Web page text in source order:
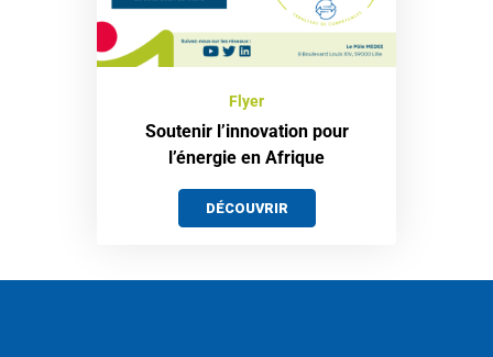
Flyer
Soutenir l’innovation pour
l’énergie en Afrique
DÉCOUVRIR